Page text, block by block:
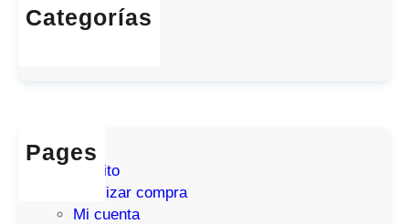
Categorías
Uncategorized
Pages
Carrito
Finalizar compra
Mi cuenta